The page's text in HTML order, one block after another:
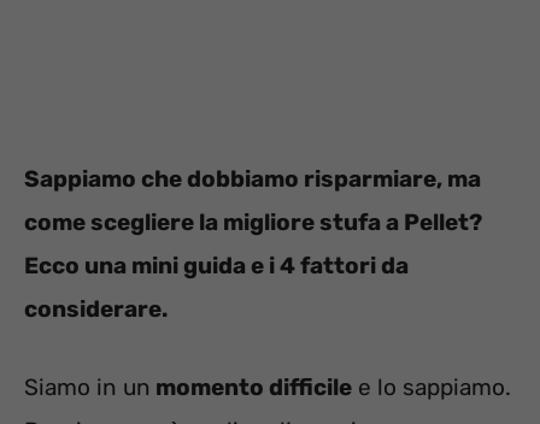
Sappiamo che dobbiamo risparmiare, ma
come scegliere la migliore stufa a Pellet?
Ecco una mini guida e i 4 fattori da
considerare.
Siamo in un momento difficile e lo sappiamo.